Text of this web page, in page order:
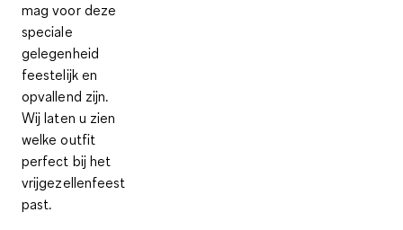
mag voor deze
speciale
gelegenheid
feestelijk en
opvallend zijn.
Wij laten u zien
welke outfit
perfect bij het
vrijgezellenfeest
past.